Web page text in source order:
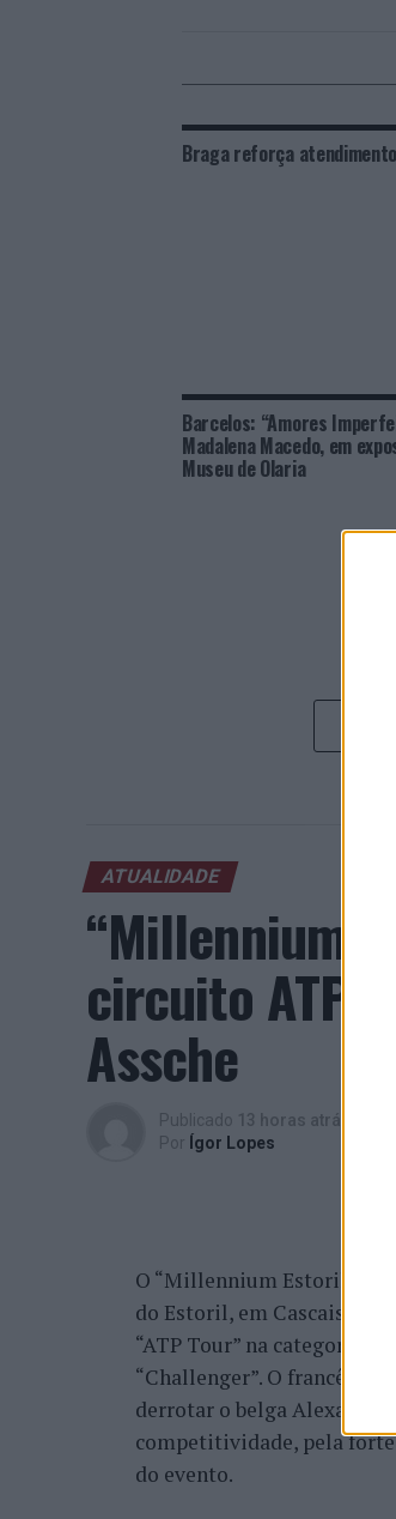
Braga reforça
Barcelos: “Amores
Madalena Macedo, em
Museu de Olaria
ATUALIDADE
“Millennium
circuito ATP
Assche
Publicado 13 horas atrás
Por Ígor Lopes
O “Millennium Estoril
do Estoril, em Cascais, a
“ATP Tour” na categoria
“Challenger”. O francês
derrotar o belga Alexander
competitividade, pela
do evento.